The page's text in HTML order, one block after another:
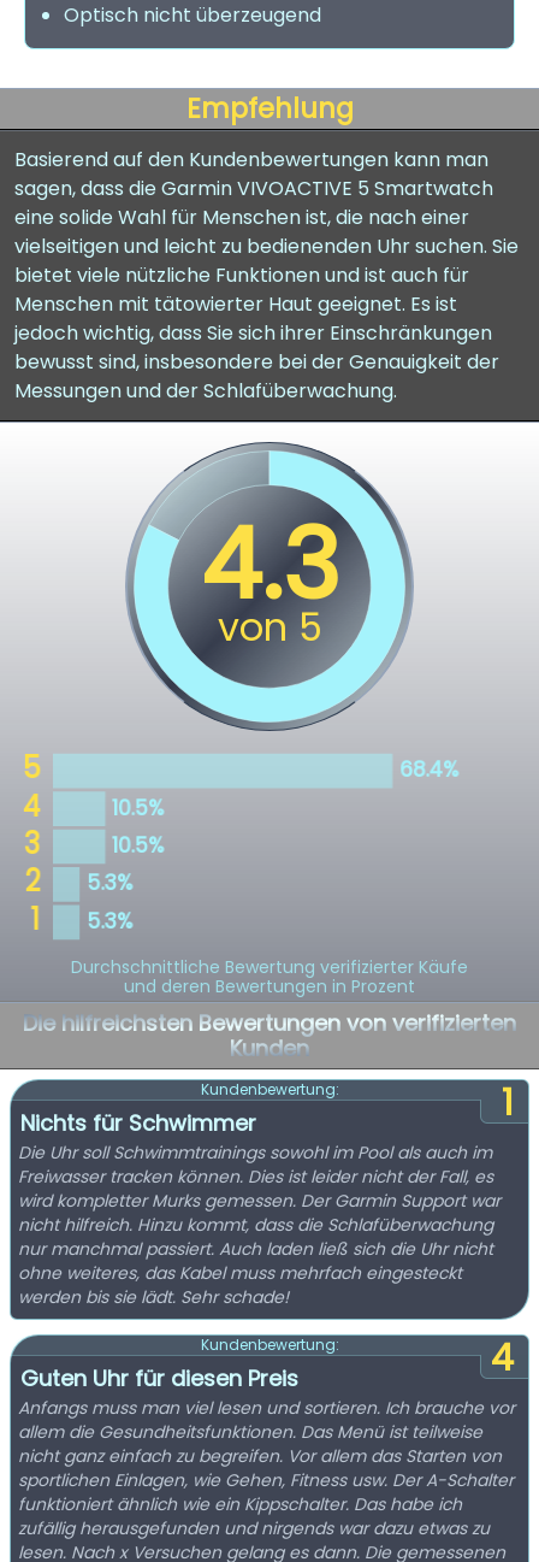
Optisch nicht überzeugend
Empfehlung
Basierend auf den Kundenbewertungen kann man
sagen, dass die Garmin VIVOACTIVE 5 Smartwatch
eine solide Wahl für Menschen ist, die nach einer
vielseitigen und leicht zu bedienenden Uhr suchen. Sie
bietet viele nützliche Funktionen und ist auch für
Menschen mit tätowierter Haut geeignet. Es ist
jedoch wichtig, dass Sie sich ihrer Einschränkungen
bewusst sind, insbesondere bei der Genauigkeit der
Messungen und der Schlafüberwachung.
Durchschnittliche Bewertung verifizierter Käufe
und deren Bewertungen in Prozent
Die hilfreichsten Bewertungen von verifizierten
Kunden
1
Kundenbewertung:
Nichts für Schwimmer
Die Uhr soll Schwimmtrainings sowohl im Pool als auch im
Freiwasser tracken können. Dies ist leider nicht der Fall, es
wird kompletter Murks gemessen. Der Garmin Support war
nicht hilfreich. Hinzu kommt, dass die Schlafüberwachung
nur manchmal passiert. Auch laden ließ sich die Uhr nicht
ohne weiteres, das Kabel muss mehrfach eingesteckt
werden bis sie lädt. Sehr schade!
4
Kundenbewertung:
Guten Uhr für diesen Preis
Anfangs muss man viel lesen und sortieren. Ich brauche vor
allem die Gesundheitsfunktionen. Das Menü ist teilweise
nicht ganz einfach zu begreifen. Vor allem das Starten von
sportlichen Einlagen, wie Gehen, Fitness usw. Der A-Schalter
funktioniert ähnlich wie ein Kippschalter. Das habe ich
zufällig herausgefunden und nirgends war dazu etwas zu
lesen. Nach x Versuchen gelang es dann. Die gemessenen